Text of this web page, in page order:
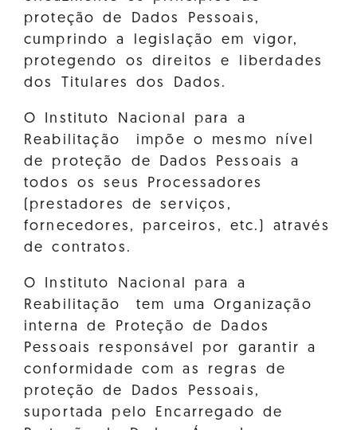
proteção de Dados Pessoais,
cumprindo a legislação em vigor,
protegendo os direitos e liberdades
dos Titulares dos Dados.
O Instituto Nacional para a
Reabilitação impõe o mesmo nível
de proteção de Dados Pessoais a
todos os seus Processadores
(prestadores de serviços,
fornecedores, parceiros, etc.) através
de contratos.
O Instituto Nacional para a
Reabilitação tem uma Organização
interna de Proteção de Dados
Pessoais responsável por garantir a
conformidade com as regras de
proteção de Dados Pessoais,
suportada pelo Encarregado de